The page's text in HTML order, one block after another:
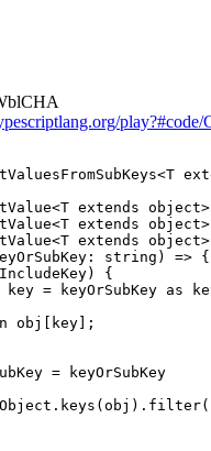
play?#code/
extends
extends
extends
string) => {
{
key = keyOrSubKey as
obj[key];
= keyOrSubKey